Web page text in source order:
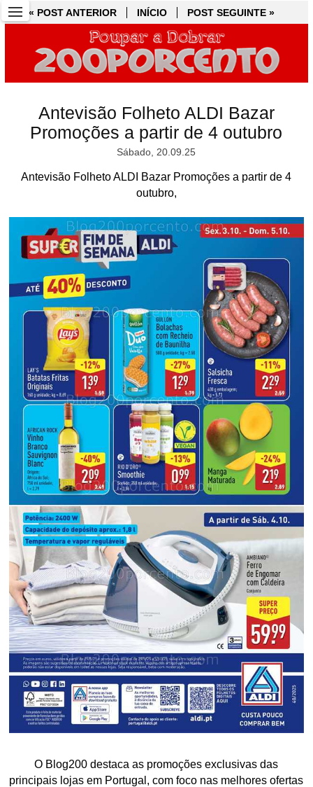
« POST ANTERIOR INÍCIO POST SEGUINTE »
Antevisão Folheto ALDI Bazar
Promoções a partir de 4 outubro
Sábado, 20.09.25
Antevisão Folheto ALDI Bazar Promoções a partir de 4
outubro,
O Blog200 destaca as promoções exclusivas das
principais lojas em Portugal, com foco nas melhores ofertas
« POST ANTERIOR INÍCIO POST SEGUINTE »